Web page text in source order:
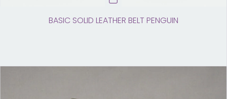
BASIC SOLID LEATHER BELT PENGUIN